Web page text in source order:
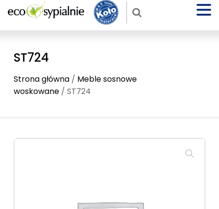
ST724
Strona główna / Meble sosnowe
woskowane / ST724